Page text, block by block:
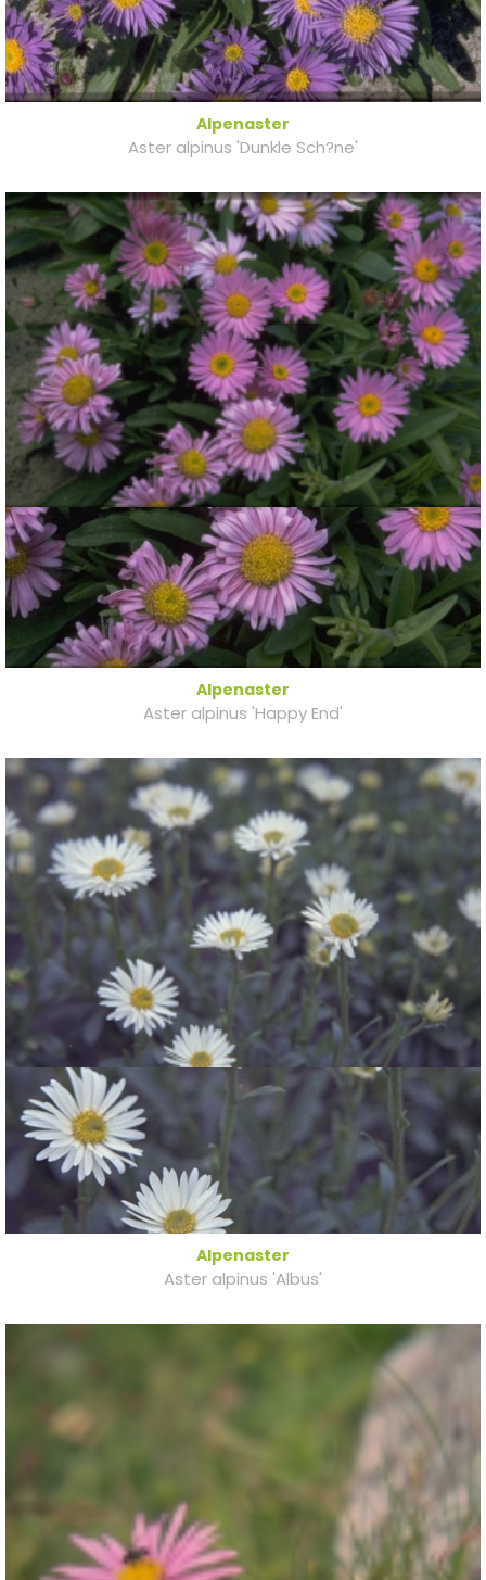
Alpenaster
Aster alpinus 'Dunkle Sch?ne'
Alpenaster
Aster alpinus 'Happy End'
Alpenaster
Aster alpinus 'Albus'